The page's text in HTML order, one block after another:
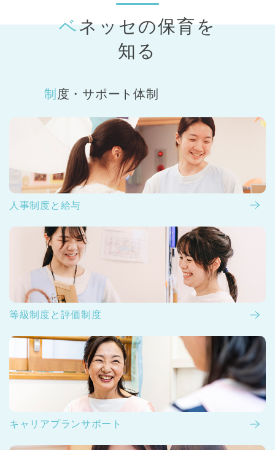
ベネッセの保育を
知る
制度・サポート体制
人事制度と給与
等級制度と評価制度
キャリアプランサポート